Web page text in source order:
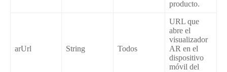
producto.
arUrl String Todos
URL que
abre el
visualizador
AR en el
dispositivo
móvil del